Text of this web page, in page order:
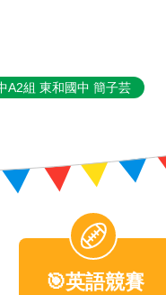
A2組 東和國中 簡子芸
🎯英語競賽